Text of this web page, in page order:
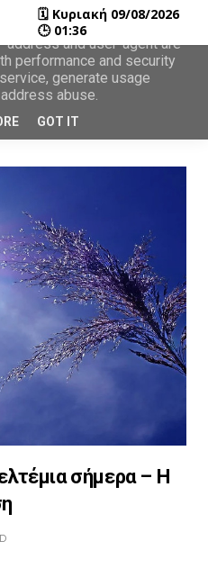
σήμερα – Η
🗓 Κυριακή 09/08/2026
🕒 01:36
to deliver its services
address and user-agent are
performance and security
generate usage
abuse.
GOT IT